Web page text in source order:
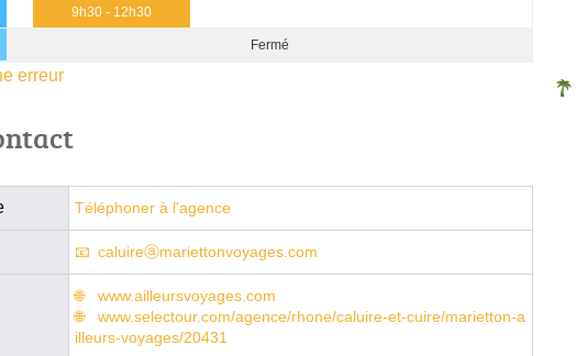
9h30 - 12h30
Fermé
erreur
Téléphoner à l'agence
caluireⓐmariettonvoyages.com
www.ailleursvoyages.com
www.selectour.com/agence/rhone/caluire-et-cuire/marietton-a
illeurs-voyages/20431